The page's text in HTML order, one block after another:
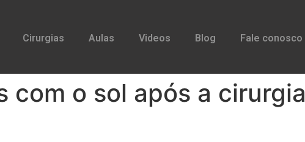
Cirurgias Aulas Videos Blog Fale conosco
com o sol após a cirurgia